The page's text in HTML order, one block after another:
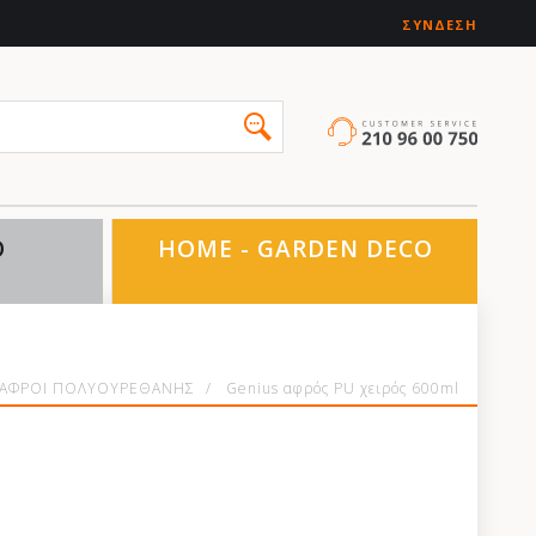
ΣΎΝΔΕΣΗ
HOME - GARDEN DECO
ΑΦΡΟΙ ΠΟΛΥΟΥΡΕΘΑΝΗΣ / Genius αφρός PU χειρός 600ml